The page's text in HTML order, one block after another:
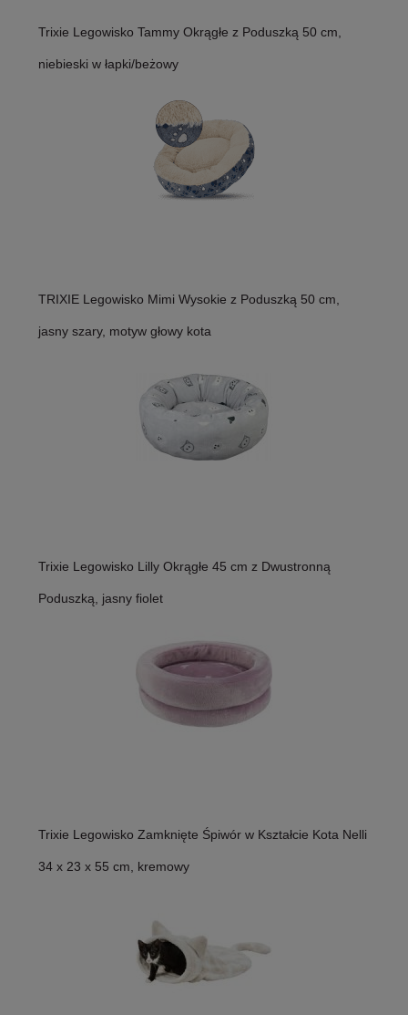
Trixie Legowisko Tammy Okrągłe z Poduszką 50 cm,
niebieski w łapki/beżowy
TRIXIE Legowisko Mimi Wysokie z Poduszką 50 cm,
jasny szary, motyw głowy kota
Trixie Legowisko Lilly Okrągłe 45 cm z Dwustronną
Poduszką, jasny fiolet
Trixie Legowisko Zamknięte Śpiwór w Kształcie Kota Nelli
34 x 23 x 55 cm, kremowy